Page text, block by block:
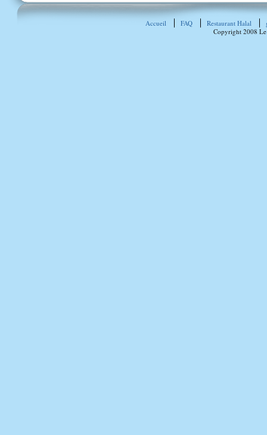
Accueil FAQ Restaurant Halal
Copyright 2008